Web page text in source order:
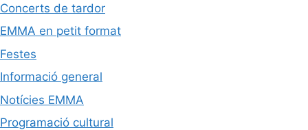
Concerts de tardor
EMMA en petit format
Festes
Informació general
Notícies EMMA
Programació cultural